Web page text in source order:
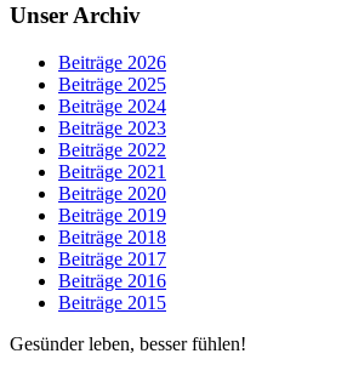
Unser Archiv
Beiträge 2026
Beiträge 2025
Beiträge 2024
Beiträge 2023
Beiträge 2022
Beiträge 2021
Beiträge 2020
Beiträge 2019
Beiträge 2018
Beiträge 2017
Beiträge 2016
Beiträge 2015
Gesünder leben, besser fühlen!